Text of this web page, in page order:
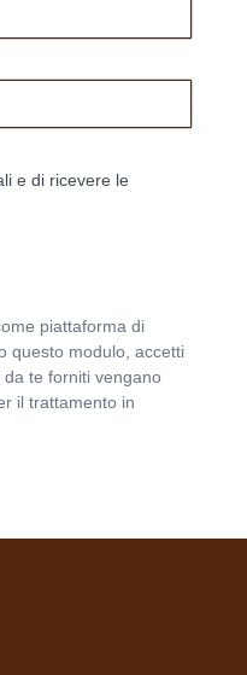
e di ricevere le
piattaforma di
questo modulo, accetti
te forniti vengano
il trattamento in